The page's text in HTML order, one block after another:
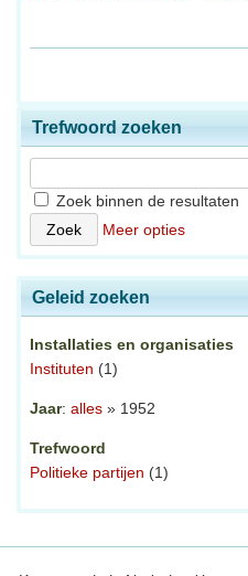
Trefwoord zoeken
Zoek binnen de resultaten
Meer opties
Geleid zoeken
Installaties en organisaties
Instituten (1)
Jaar: alles » 1952
Trefwoord
Politieke partijen (1)